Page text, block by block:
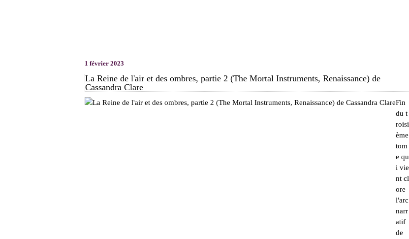
1 février 2023
La Reine de l'air et des ombres, partie 2 (The Mortal Instruments, Renaissance) de
Cassandra Clare
Fin
du t
roisi
ème
tom
e qu
i vie
nt cl
ore
l'arc
narr
atif
de